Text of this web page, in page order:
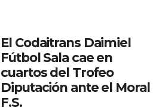
El Codaitrans Daimiel
Fútbol Sala cae en
cuartos del Trofeo
Diputación ante el Moral
F.S.